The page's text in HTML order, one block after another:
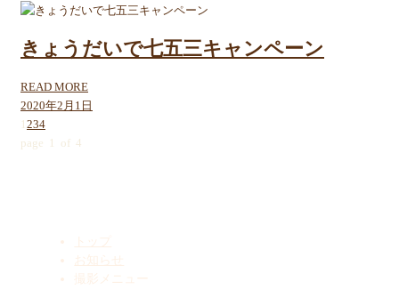
きょうだいで七五三キャンペーン
READ MORE
2020年2月1日
1 234
page 1 of 4
トップ
お知らせ
撮影メニュー